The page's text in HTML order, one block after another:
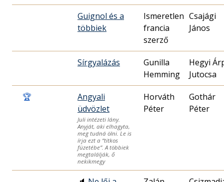
Guignol és a
többiek
Ismeretlen
francia
szerző
Csajági
János
Sírgyalázás
Gunilla
Hemming
Hegyi
Jutocsa
🏆
Angyali
üdvözlet
Juli intézeti lány.
Anyját, aki elhagyta,
meg tudná ölni. Le is
írja ezt a “titkos
füzetébe”. A többiek
megtalálják, ő
nekikmegy
Horváth
Péter
Gothár
Péter